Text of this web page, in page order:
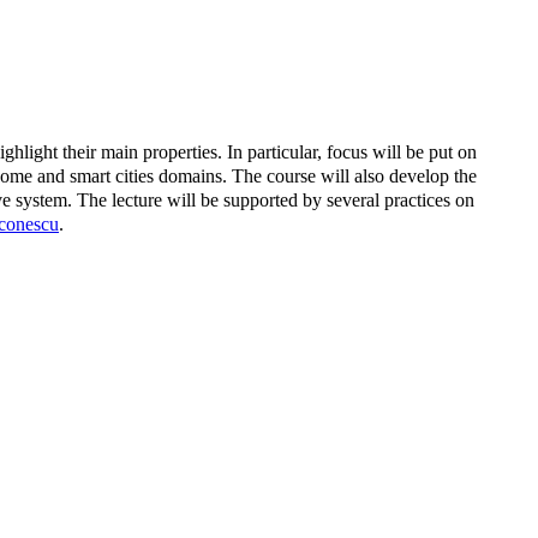
their main properties. In particular, focus will be put on
and smart cities domains. The course will also develop the
The lecture will be supported by several practices on
.